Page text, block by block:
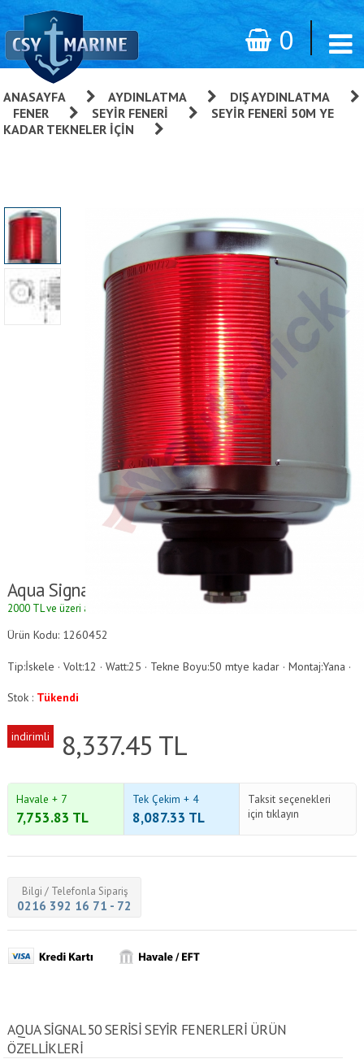
0
ANASAYFA »AYDINLATMA
DIŞ AYDINLATMA
FENER SEYIR FENERI
SEYIR FENERI 50M YE
KADAR TEKNELER İÇIN
Aqua Signal 50 Serisi Seyir Fenerleri
2000 TL ve üzeri alışverişlerde kargo ücretsizdir.
Ürün Kodu: 1260452
Tip:İskele · Volt:12 · Watt:25 · Tekne Boyu:50 mtye kadar · Montaj:Yana ·
Stok : Tükendi
indirimli 8,337.45 TL
Havale + 7
7,753.83 TL
Tek Çekim + 4
8,087.33 TL
Taksit seçenekleri
için tıklayın
Bilgi / Telefonla Sipariş
0216 392 16 71 - 72
AQUA SIGNAL 50 SERISI SEYIR FENERLERI ÜRÜN
ÖZELLİKLERİ